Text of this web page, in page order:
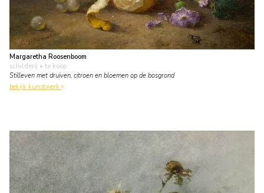
Margaretha Roosenboom
schilderij • te koop
Stilleven met druiven, citroen en bloemen op de bosgrond
bekijk kunstwerk